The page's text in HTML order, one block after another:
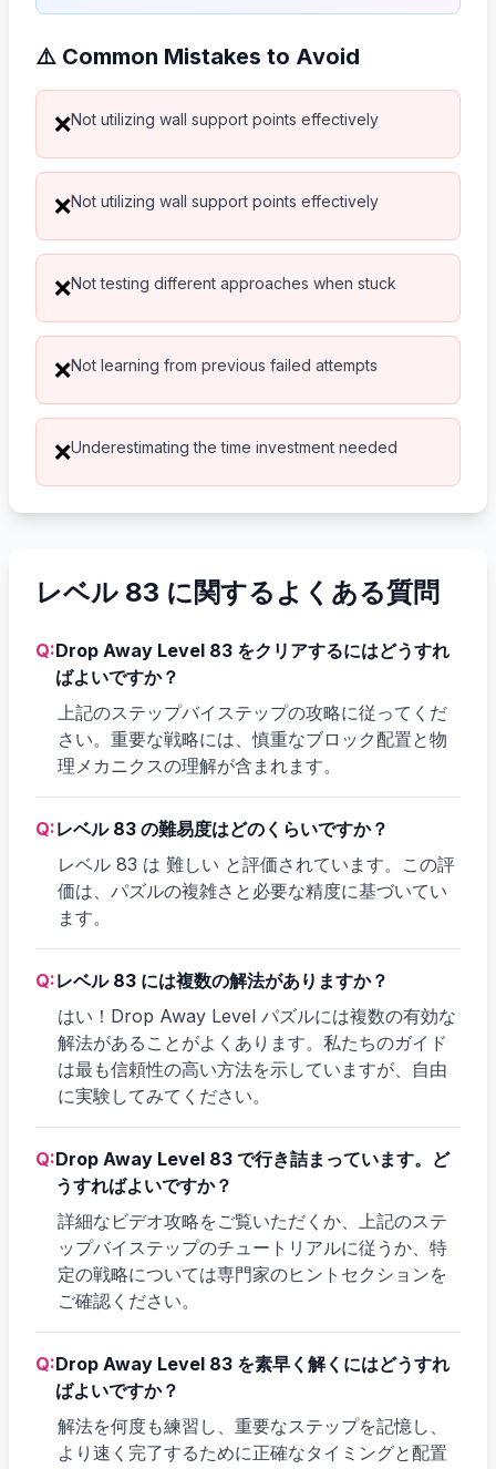
⚠️ Common Mistakes to Avoid
❌Not utilizing wall support points effectively
❌Not utilizing wall support points effectively
❌Not testing different approaches when stuck
❌Not learning from previous failed attempts
❌Underestimating the time investment needed
レベル 83 に関するよくある質問
Q:Drop Away Level 83 をクリアするにはどうすれ
ばよいですか？
上記のステップバイステップの攻略に従ってくだ
さい。重要な戦略には、慎重なブロック配置と物
理メカニクスの理解が含まれます。
Q:レベル 83 の難易度はどのくらいですか？
レベル 83 は 難しい と評価されています。この評
価は、パズルの複雑さと必要な精度に基づいてい
ます。
Q:レベル 83 には複数の解法がありますか？
はい！Drop Away Level パズルには複数の有効な
解法があることがよくあります。私たちのガイド
は最も信頼性の高い方法を示していますが、自由
に実験してみてください。
Q:Drop Away Level 83 で行き詰まっています。ど
うすればよいですか？
詳細なビデオ攻略をご覧いただくか、上記のステ
ップバイステップのチュートリアルに従うか、特
定の戦略については専門家のヒントセクションを
ご確認ください。
Q:Drop Away Level 83 を素早く解くにはどうすれ
ばよいですか？
解法を何度も練習し、重要なステップを記憶し、
より速く完了するために正確なタイミングと配置